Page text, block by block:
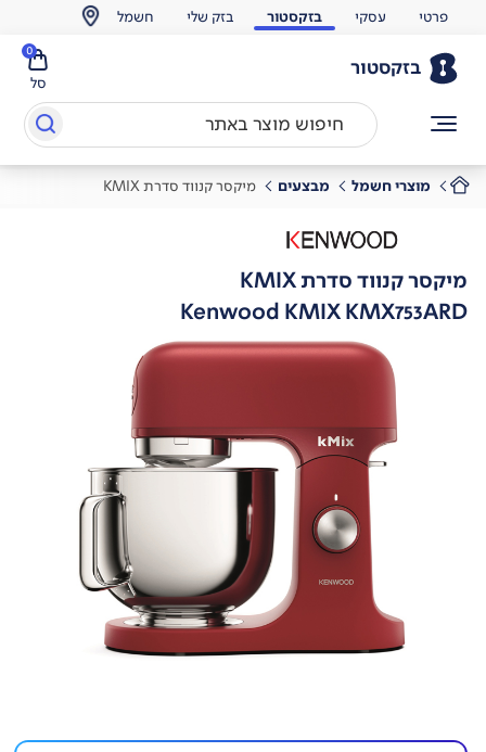
פרטי עסקי בזקסטור בזק שלי חשמל
בזקסטור
סל
0
מוצרי חשמל מבצעים מיקסר קנווד סדרת KMIX
מיקסר קנווד סדרת KMIX
Kenwood KMIX KMX753ARD